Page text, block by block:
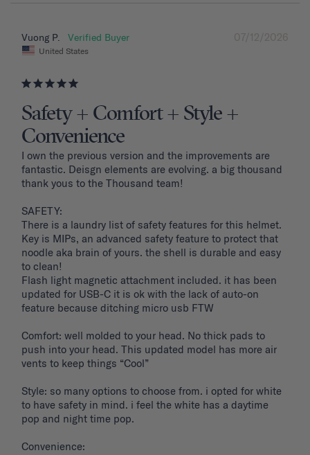
07/12/2026
Vuong P.
United States
Safety + Comfort + Style +
Convenience
I own the previous version and the improvements are
fantastic. Deisgn elements are evolving. a big thousand
thank yous to the Thousand team!
SAFETY:
There is a laundry list of safety features for this helmet.
Key is MIPs, an advanced safety feature to protect that
noodle aka brain of yours. the shell is durable and easy
to clean!
Flash light magnetic attachment included. it has been
updated for USB-C it is ok with the lack of auto-on
feature because ditching micro usb FTW
Comfort: well molded to your head. No thick pads to
push into your head. This updated model has more air
vents to keep things “Cool”
Style: so many options to choose from. i opted for white
to have safety in mind. i feel the white has a daytime
pop and night time pop.
Convenience: